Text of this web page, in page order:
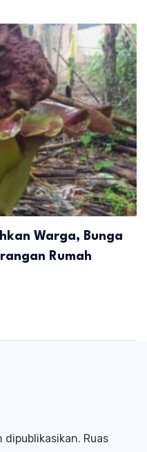
Warga, Bunga
Rumah
dipublikasikan. Ruas